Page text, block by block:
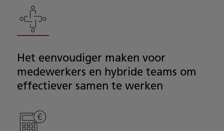
Het eenvoudiger maken voor
medewerkers en hybride teams om
effectiever samen te werken